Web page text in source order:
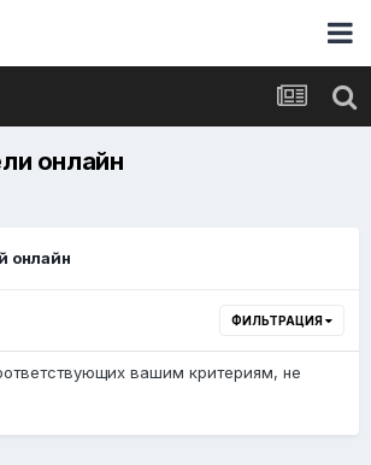
онлайн
онлайн
ФИЛЬТРАЦИЯ
вашим критериям, не